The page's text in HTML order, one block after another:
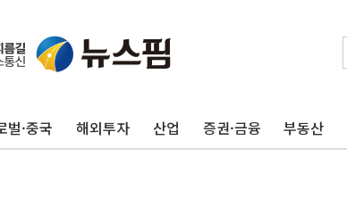
벌·중국 해외투자 산업 증권·금융 부동산
평택 진위면 공장서 질식사고 발생…작업자 1
포항 블루밸리 국가산단에 '철강 AI융합실증